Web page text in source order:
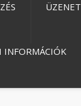
ÜZENET
INFORMÁCIÓK